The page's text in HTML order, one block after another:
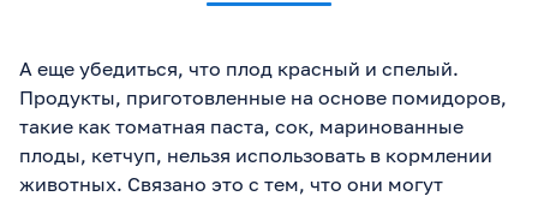
А еще убедиться, что плод красный и спелый.
Продукты, приготовленные на основе помидоров,
такие как томатная паста, сок, маринованные
плоды, кетчуп, нельзя использовать в кормлении
животных. Связано это с тем, что они могут